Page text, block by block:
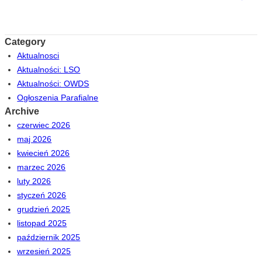
Category
Aktualnosci
Aktualności: LSO
Aktualności: OWDS
Ogłoszenia Parafialne
Archive
czerwiec 2026
maj 2026
kwiecień 2026
marzec 2026
luty 2026
styczeń 2026
grudzień 2025
listopad 2025
październik 2025
wrzesień 2025